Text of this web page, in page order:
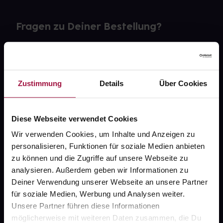
Zustimmung Details Über Cookies
Diese Webseite verwendet Cookies
Wir verwenden Cookies, um Inhalte und Anzeigen zu
personalisieren, Funktionen für soziale Medien anbieten
zu können und die Zugriffe auf unsere Webseite zu
analysieren. Außerdem geben wir Informationen zu
Deiner Verwendung unserer Webseite an unsere Partner
für soziale Medien, Werbung und Analysen weiter.
Unsere Partner führen diese Informationen
möglicherweise mit weiteren Daten zusammen, die Du
Fragen zu Deiner Bestellung?
gesund.de
Über uns
Karriere
Newsletter